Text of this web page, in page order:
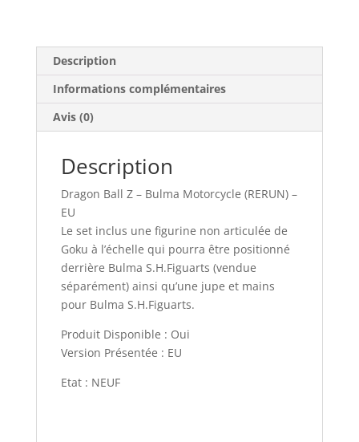
Description
Informations complémentaires
Avis (0)
Description
Dragon Ball Z – Bulma Motorcycle (RERUN) –
EU
Le set inclus une figurine non articulée de
Goku à l’échelle qui pourra être positionné
derrière Bulma S.H.Figuarts (vendue
séparément) ainsi qu’une jupe et mains
pour Bulma S.H.Figuarts.
Produit Disponible : Oui
Version Présentée : EU
Etat : NEUF